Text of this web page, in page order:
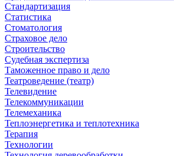
Стандартизация
Статистика
Стоматология
Страховое дело
Строительство
Судебная экспертиза
Таможенное право и дело
Театроведение (театр)
Телевидение
Телекоммуникации
Телемеханика
Теплоэнергетика и теплотехника
Терапия
Технологии